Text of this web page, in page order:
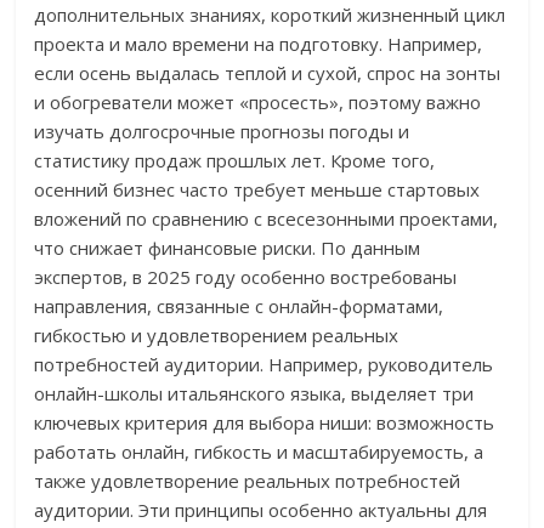
дополнительных знаниях, короткий жизненный цикл
проекта и мало времени на подготовку. Например,
если осень выдалась теплой и сухой, спрос на зонты
и обогреватели может «просесть», поэтому важно
изучать долгосрочные прогнозы погоды и
статистику продаж прошлых лет. Кроме того,
осенний бизнес часто требует меньше стартовых
вложений по сравнению с всесезонными проектами,
что снижает финансовые риски. По данным
экспертов, в 2025 году особенно востребованы
направления, связанные с онлайн-форматами,
гибкостью и удовлетворением реальных
потребностей аудитории. Например, руководитель
онлайн-школы итальянского языка, выделяет три
ключевых критерия для выбора ниши: возможность
работать онлайн, гибкость и масштабируемость, а
также удовлетворение реальных потребностей
аудитории. Эти принципы особенно актуальны для